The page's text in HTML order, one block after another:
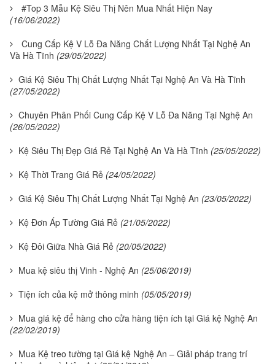
#Top 3 Mẫu Kệ Siêu Thị Nên Mua Nhất Hiện Nay
(16/06/2022)
Cung Cấp Kệ V Lỗ Đa Năng Chất Lượng Nhất Tại Nghệ An
Và Hà Tĩnh (29/05/2022)
Giá Kệ Siêu Thị Chất Lượng Nhất Tại Nghệ An Và Hà Tĩnh
(27/05/2022)
Chuyên Phân Phối Cung Cấp Kệ V Lỗ Đa Năng Tại Nghệ An
(26/05/2022)
Kệ Siêu Thị Đẹp Giá Rẻ Tại Nghệ An Và Hà Tĩnh (25/05/2022)
Kệ Thời Trang Giá Rẻ (24/05/2022)
Giá Kệ Siêu Thị Chất Lượng Nhất Tại Nghệ An (23/05/2022)
Kệ Đơn Áp Tường Giá Rẻ (21/05/2022)
Kệ Đôi Giữa Nhà Giá Rẻ (20/05/2022)
Mua kệ siêu thị Vinh - Nghệ An (25/06/2019)
Tiện ích của kệ mở thông minh (05/05/2019)
Mua giá kệ để hàng cho cửa hàng tiện ích tại Giá kệ Nghệ An
(22/02/2019)
Mua Kệ treo tường tại Giá kệ Nghệ An – Giải pháp trang trí